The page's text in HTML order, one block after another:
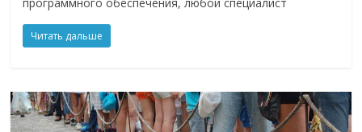
Читать дальше